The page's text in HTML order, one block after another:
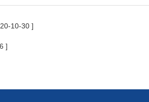
10-30 ]
]